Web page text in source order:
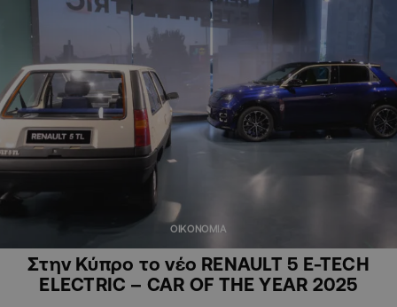
ΟΙΚΟΝΟΜΙΑ
Στην Κύπρο το νέο RENAULT 5 E-TECH
ELECTRIC – CAR OF THE YEAR 2025